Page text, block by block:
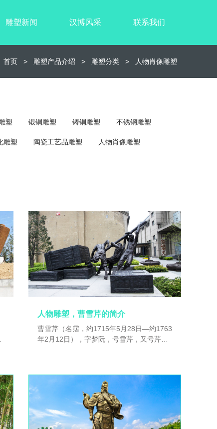
雕塑新闻 汉博风采 联系我们
首页 > 雕塑产品介绍 > 雕塑分类 > 人物肖像雕塑
塑 锻铜雕塑 铸铜雕塑 不锈钢雕塑
雕塑 陶瓷工艺品雕塑
人物肖像雕塑
人物雕塑，曹雪芹的简介
曹雪芹（名霑，约1715年5月28日—约1763
年2月12日），字梦阮，号雪芹，又号芹
名著《红楼梦》的作者。[1]早年在南京江宁
织造府过着富足纨绔的生活。雍正六年
（1728年），曹家因亏空获罪被抄家，随家
人迁回北京，后移居北京西郊，靠卖字画和
朋友救济为生。曹雪芹素性放达，爱好广